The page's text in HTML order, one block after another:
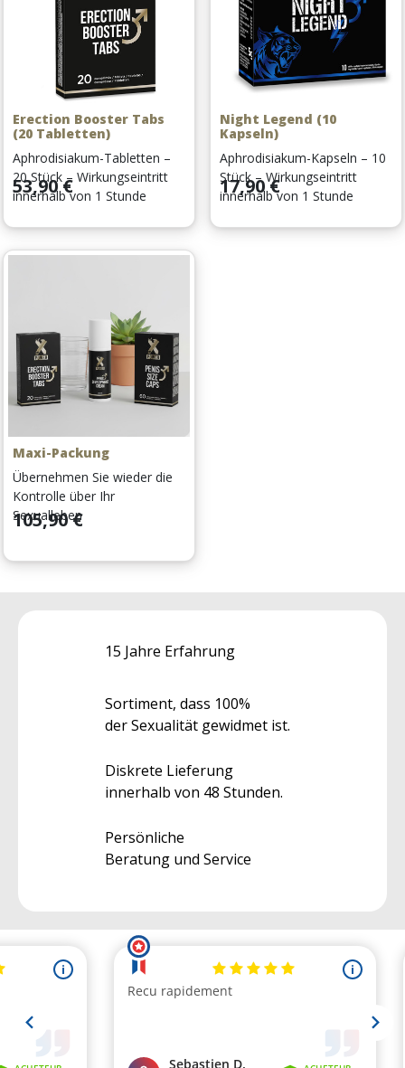
Erection Booster Tabs
(20 Tabletten)
Aphrodisiakum-Tabletten –
20 Stück – Wirkungseintritt
innerhalb von 1 Stunde
Preis
53,90 €
Night Legend (10
Kapseln)
Aphrodisiakum-Kapseln – 10
Stück – Wirkungseintritt
innerhalb von 1 Stunde
Preis
17,90 €
Maxi-Packung
Übernehmen Sie wieder die
Kontrolle über Ihr
Sexualleben
Preis
105,90 €
15 Jahre Erfahrung
Sortiment, dass 100%
der Sexualität gewidmet ist.
Diskrete Lieferung
innerhalb von 48 Stunden.
Persönliche
Beratung und Service